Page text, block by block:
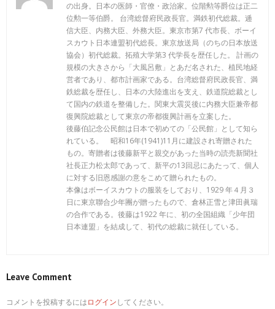
の出身。日本の医師・官僚・政治家。位階勲等爵位は正二
位勲一等伯爵。 台湾総督府民政長官。満鉄初代総裁。逓
信大臣、内務大臣、外務大臣。東京市第7 代市長、ボーイ
スカウト日本連盟初代総長。東京放送局（のちの日本放送
協会）初代総裁。拓殖大学第3 代学長を歴任した。 計画の
規模の大きさから「大風呂敷」とあだ名された、植民地経
営者であり、都市計画家である。台湾総督府民政長官、満
鉄総裁を歴任し、日本の大陸進出を支え、鉄道院総裁とし
て国内の鉄道を整備した。関東大震災後に内務大臣兼帝都
復興院総裁として東京の帝都復興計画を立案した。
後藤伯記念公民館は日本で初めての「公民館」として知ら
れている。 昭和16年(1941)11月に建設され寄贈された
もの。寄贈者は後藤新平と親交があった当時の読売新聞社
社長正力松太郎であって、新平の13回忌にあたって、個人
に対する旧恩感謝の意をこめて贈られたもの。
本像はボーイスカウトの服装をしており、1929 年４月３
日に東京聯合少年團が贈ったもので、倉林正雪と津田眞瑞
の合作である。後藤は1922 年に、初の全国組織「少年団
日本連盟」を結成して、初代の総裁に就任している。
Leave Comment
コメントを投稿するにはログインしてください。